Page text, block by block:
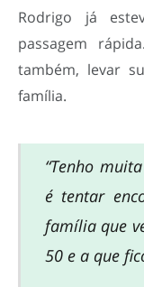
Rodrigo já
passagem
também, levar
família.
“Tenho
é tentar
família que
50 e a que